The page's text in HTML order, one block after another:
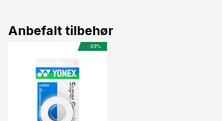
Anbefalt tilbehør
-23%